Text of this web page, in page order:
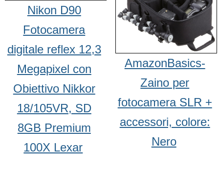
Nikon D90
Fotocamera
digitale reflex 12,3
Megapixel con
Obiettivo Nikkor
18/105VR, SD
8GB Premium
100X Lexar
AmazonBasics-
Zaino per
fotocamera SLR +
accessori, colore:
Nero